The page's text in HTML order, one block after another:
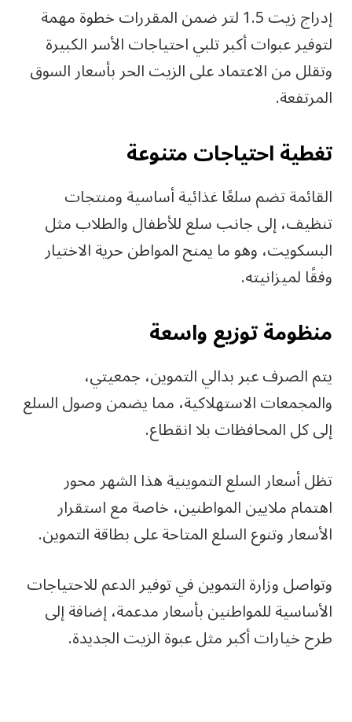
إدراج زيت 1.5 لتر ضمن المقررات خطوة مهمة
لتوفير عبوات أكبر تلبي احتياجات الأسر الكبيرة
وتقلل من الاعتماد على الزيت الحر بأسعار السوق
المرتفعة.
تغطية احتياجات متنوعة
القائمة تضم سلعًا غذائية أساسية ومنتجات
تنظيف، إلى جانب سلع للأطفال والطلاب مثل
البسكويت، وهو ما يمنح المواطن حرية الاختيار
وفقًا لميزانيته.
منظومة توزيع واسعة
يتم الصرف عبر بدالي التموين، جمعيتي،
والمجمعات الاستهلاكية، مما يضمن وصول السلع
إلى كل المحافظات بلا انقطاع.
تظل أسعار السلع التموينية هذا الشهر محور
اهتمام ملايين المواطنين، خاصة مع استقرار
الأسعار وتنوع السلع المتاحة على بطاقة التموين.
وتواصل وزارة التموين في توفير الدعم للاحتياجات
الأساسية للمواطنين بأسعار مدعمة، إضافة إلى
طرح خيارات أكبر مثل عبوة الزيت الجديدة.